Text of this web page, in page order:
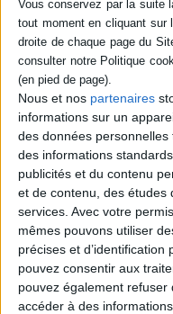
Nous et nos partenaires
informations sur un
des données
des informations
publicités et du contenu
et de contenu, des études
services. Avec votre
mêmes pouvons utiliser
précises et
pouvez consentir aux
pouvez également
accéder à des
pour les choisir. ©Electre 2026
Paru le :27/08/2021
Thématique :Cuisine
Auteur(s) :Auteur :Laurence
Éditeur(s) :Sud-Ouest
Collection(s) :Non précisé.
Série(s) :
Non précisé.
ISBN : 978-2-8177-0850-8
EAN13 : 9782817708508
Broché
Hauteur: 22.0 cm / Largeur 18.0